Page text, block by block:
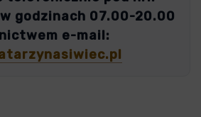
w godzinach 07.00-20.00
e-mail: